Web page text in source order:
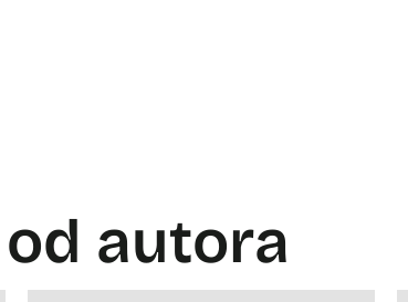
autora